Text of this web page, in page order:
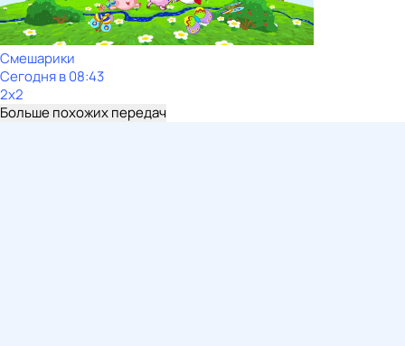
Смешарики
Сегодня в 08:43
2x2
Больше похожих передач